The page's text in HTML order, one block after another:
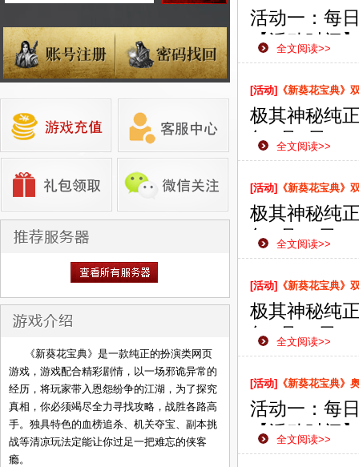
《新葵花宝典》是一款纯正的扮演类网页
游戏，游戏配合精彩剧情，以一场邪诡异常的
经历，将玩家带入恩怨纷争的江湖，为了探究
真相，你必须竭尽全力寻找攻略，战胜各路高
手。独具特色的血榜追杀、机关夺宝、副本挑
战等清凉玩法定能让你过足一把难忘的侠客
瘾。
活动一：每
【活动时间
【活动范围
【活动内容
即可获赠珍
【活动奖励
全文阅读>>
[活动] 《新葵花宝典》
极其神秘纯
年7月2日
款网页游戏
侠之路更加
全文阅读>>
[活动] 《新葵花宝典》
极其神秘纯
年6月28日
款网页游戏
侠之路更加
全文阅读>>
[活动] 《新葵花宝典》
极其神秘纯
年6月25日
款网页游戏
侠之路更加
全文阅读>>
[活动] 《新葵花宝典》
活动一：每
【活动时间
【活动范围
全文阅读>>